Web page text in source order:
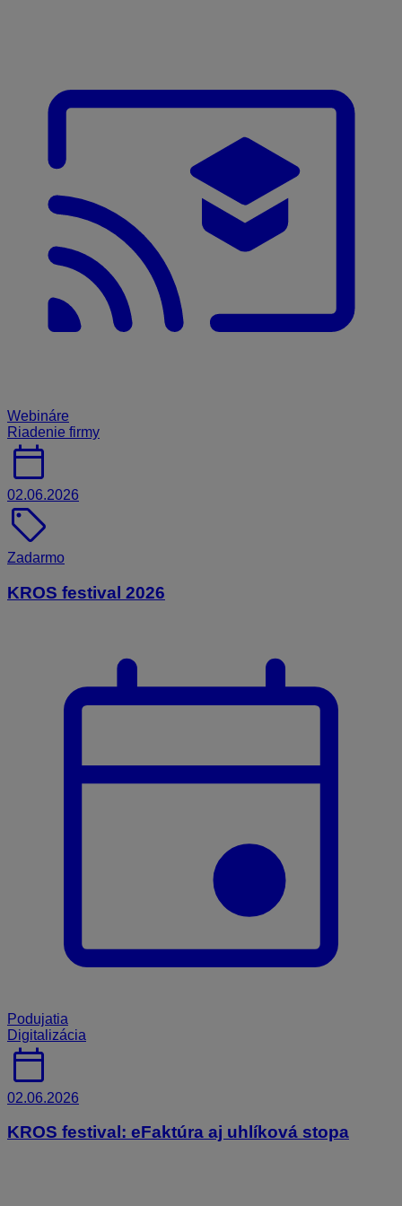
Webináre
Riadenie firmy
calendar_today
02.06.2026
sell
Zadarmo
KROS festival 2026
Podujatia
Digitalizácia
calendar_today
02.06.2026
KROS festival: eFaktúra aj uhlíková stopa